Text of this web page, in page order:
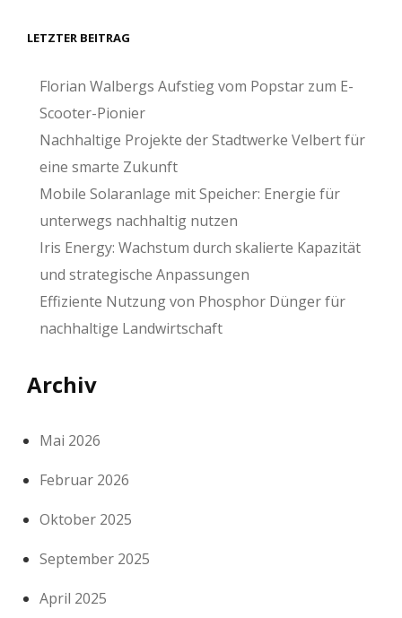
LETZTER BEITRAG
Florian Walbergs Aufstieg vom Popstar zum E-
Scooter-Pionier
Nachhaltige Projekte der Stadtwerke Velbert für
eine smarte Zukunft
Mobile Solaranlage mit Speicher: Energie für
unterwegs nachhaltig nutzen
Iris Energy: Wachstum durch skalierte Kapazität
und strategische Anpassungen
Effiziente Nutzung von Phosphor Dünger für
nachhaltige Landwirtschaft
Archiv
Mai 2026
Februar 2026
Oktober 2025
September 2025
April 2025